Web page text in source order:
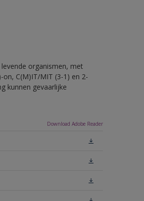
organismen, met
C(M)IT/MIT (3-1) en 2-
kunnen gevaarlijke
Download Adobe Reader